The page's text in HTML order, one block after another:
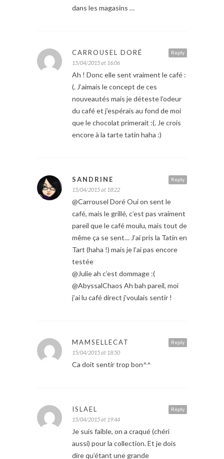
dans les magasins …
Reply
CARROUSEL DORÉ
15/04/2015 at 16:06
Ah ! Donc elle sent vraiment le café :
(. J’aimais le concept de ces
nouveautés mais je déteste l’odeur
du café et j’espérais au fond de moi
que le chocolat primerait :(. Je crois
encore à la tarte tatin haha :)
Reply
SANDRINE
15/04/2015 at 18:22
@Carrousel Doré Oui on sent le
café, mais le grillé, c’est pas vraiment
pareil que le café moulu, mais tout de
même ça se sent… J’ai pris la Tatin en
Tart (haha !) mais je l’ai pas encore
testée
@Julie ah c’est dommage :(
@AbyssalChaos Ah bah pareil, moi
j’ai lu café direct j’voulais sentir !
Reply
MAMSELLECAT
15/04/2015 at 18:50
Ca doit sentir trop bon^^
Reply
ISLAEL
15/04/2015 at 19:44
Je suis faible, on a craqué (chéri
aussi) pour la collection. Et je dois
dire qu’étant une grande